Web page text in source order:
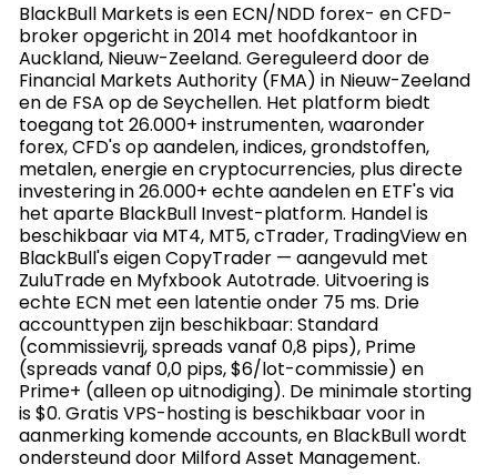
BlackBull Markets is een ECN/NDD forex- en CFD-
broker opgericht in 2014 met hoofdkantoor in
Auckland, Nieuw-Zeeland. Gereguleerd door de
Financial Markets Authority (FMA) in Nieuw-Zeeland
en de FSA op de Seychellen. Het platform biedt
toegang tot 26.000+ instrumenten, waaronder
forex, CFD's op aandelen, indices, grondstoffen,
metalen, energie en cryptocurrencies, plus directe
investering in 26.000+ echte aandelen en ETF's via
het aparte BlackBull Invest-platform. Handel is
beschikbaar via MT4, MT5, cTrader, TradingView en
BlackBull's eigen CopyTrader — aangevuld met
ZuluTrade en Myfxbook Autotrade. Uitvoering is
echte ECN met een latentie onder 75 ms. Drie
accounttypen zijn beschikbaar: Standard
(commissievrij, spreads vanaf 0,8 pips), Prime
(spreads vanaf 0,0 pips, $6/lot-commissie) en
Prime+ (alleen op uitnodiging). De minimale storting
is $0. Gratis VPS-hosting is beschikbaar voor in
aanmerking komende accounts, en BlackBull wordt
ondersteund door Milford Asset Management.